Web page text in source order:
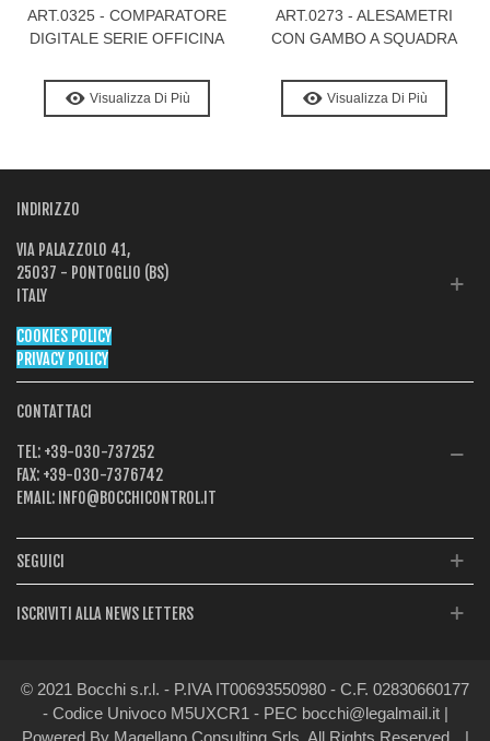
ART.0325 - COMPARATORE
DIGITALE SERIE OFFICINA
Visualizza Di Più
ART.0273 - ALESAMETRI
CON GAMBO A SQUADRA
Visualizza Di Più
INDIRIZZO
VIA PALAZZOLO 41,
25037 - PONTOGLIO (BS)
ITALY
COOKIES POLICY
PRIVACY POLICY
CONTATTACI
TEL: +39-030-737252
FAX: +39-030-7376742
EMAIL: INFO@BOCCHICONTROL.IT
SEGUICI
ISCRIVITI ALLA NEWS LETTERS
© 2021 Bocchi s.r.l. - P.IVA IT00693550980 - C.F. 02830660177
- Codice Univoco M5UXCR1 - PEC bocchi@legalmail.it |
Powered By Magellano Consulting Srls. All Rights Reserved
|